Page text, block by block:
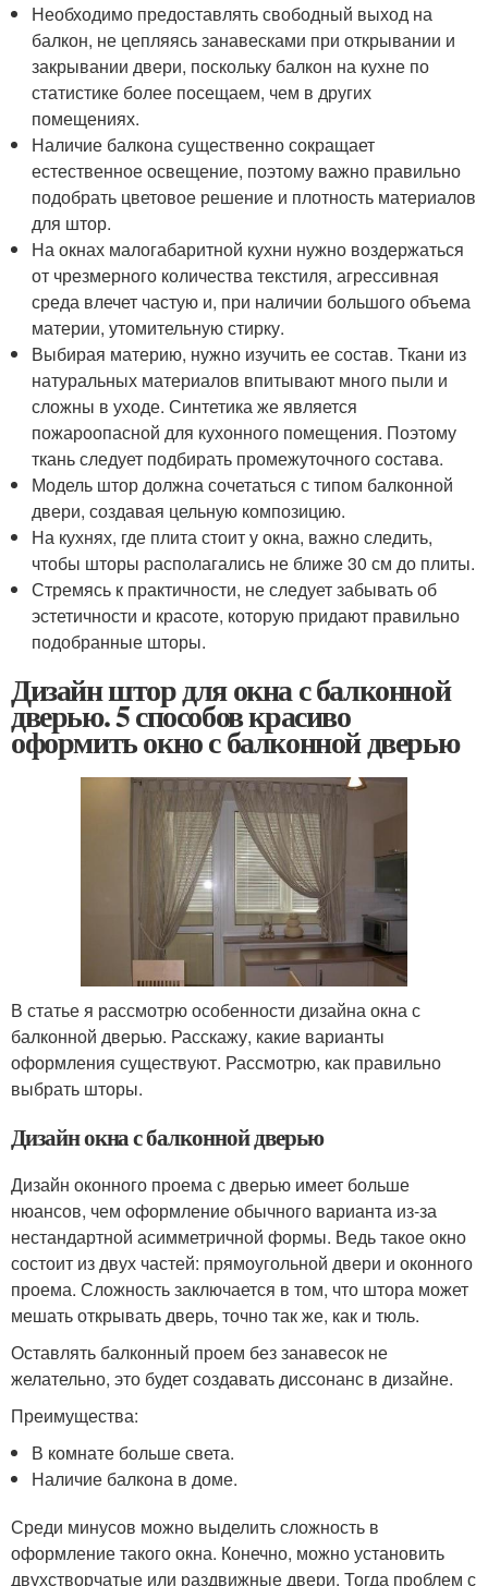
Необходимо предоставлять свободный выход на
балкон, не цепляясь занавесками при открывании и
закрывании двери, поскольку балкон на кухне по
статистике более посещаем, чем в других
помещениях.
Наличие балкона существенно сокращает
естественное освещение, поэтому важно правильно
подобрать цветовое решение и плотность материалов
для штор.
На окнах малогабаритной кухни нужно воздержаться
от чрезмерного количества текстиля, агрессивная
среда влечет частую и, при наличии большого объема
материи, утомительную стирку.
Выбирая материю, нужно изучить ее состав. Ткани из
натуральных материалов впитывают много пыли и
сложны в уходе. Синтетика же является
пожароопасной для кухонного помещения. Поэтому
ткань следует подбирать промежуточного состава.
Модель штор должна сочетаться с типом балконной
двери, создавая цельную композицию.
На кухнях, где плита стоит у окна, важно следить,
чтобы шторы располагались не ближе 30 см до плиты.
Стремясь к практичности, не следует забывать об
эстетичности и красоте, которую придают правильно
подобранные шторы.
Дизайн штор для окна с балконной
дверью. 5 способов красиво
оформить окно с балконной дверью
В статье я рассмотрю особенности дизайна окна с
балконной дверью. Расскажу, какие варианты
оформления существуют. Рассмотрю, как правильно
выбрать шторы.
Дизайн окна с балконной дверью
Дизайн оконного проема с дверью имеет больше
нюансов, чем оформление обычного варианта из-за
нестандартной асимметричной формы. Ведь такое окно
состоит из двух частей: прямоугольной двери и оконного
проема. Сложность заключается в том, что штора может
мешать открывать дверь, точно так же, как и тюль.
Оставлять балконный проем без занавесок не
желательно, это будет создавать диссонанс в дизайне.
Преимущества:
В комнате больше света.
Наличие балкона в доме.
Среди минусов можно выделить сложность в
оформление такого окна. Конечно, можно установить
двухстворчатые или раздвижные двери. Тогда проблем с